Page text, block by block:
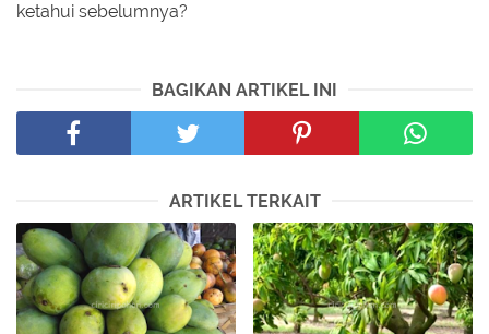
ketahui sebelumnya?
BAGIKAN ARTIKEL INI
ARTIKEL TERKAIT